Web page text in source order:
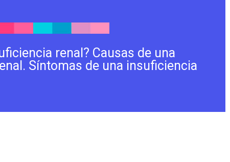
renal? Causas de una
Síntomas de una insuficiencia